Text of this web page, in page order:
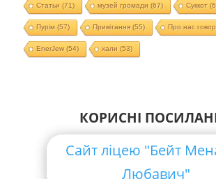
Статьи (71) музей громади (67) Суккот
Пурім (57) Привітання(55) Про нас
EnerJew(54) хали (53)
КОРИСНІ
Сайт ліцею "Бейт
Любавич"